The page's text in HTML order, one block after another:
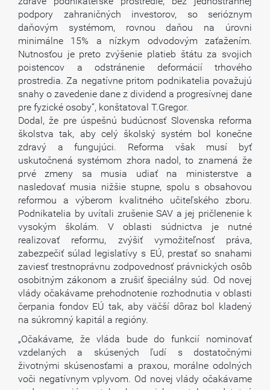
podpory zahraničných investorov, so serióznym
daňovým systémom, rovnou daňou na úrovni
minimálne 15% a nízkym odvodovým zaťažením.
Nutnosťou je preto zvýšenie platieb štátu za svojich
poistencov a odstránenie deformácií trhového
prostredia. Za negatívne pritom podnikatelia považujú
snahy o zavedenie dane z dividend a progresívnej dane
pre fyzické osoby“, konštatoval T.Gregor.
Dodal, že pre úspešnú budúcnosť Slovenska reforma
školstva tak, aby celý školský systém bol konečne
zdravý a fungujúci. Reforma však musí byť
uskutočnená systémom zhora nadol, to znamená že
prvé zmeny sa musia udiať na ministerstve a
nasledovať musia nižšie stupne, spolu s obsahovou
reformou a výberom kvalitného učiteľského zboru.
Podnikatelia by uvítali zrušenie SAV a jej pričlenenie k
vysokým školám. V oblasti súdnictva je nutné
realizovať reformu, zvýšiť vymožiteľnosť práva,
zabezpečiť súlad legislatívy s EÚ, prestať so snahami
zaviesť trestnoprávnu zodpovednosť právnických osôb
osobitným zákonom a zrušiť špeciálny súd. Od novej
vlády očakávame prehodnotenie rozhodnutia v oblasti
čerpania fondov EÚ tak, aby väčší dôraz bol kladený
na súkromný kapitál a regióny.
„Očakávame, že vláda bude do funkcií nominovať
vzdelaných a skúsených ľudí s dostatočnými
životnými skúsenosťami a praxou, morálne odolných
voči negatívnym vplyvom. Od novej vlády očakávame